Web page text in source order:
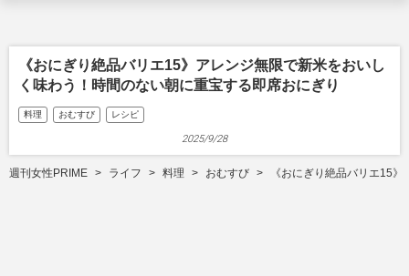
《おにぎり絶品バリエ15》アレンジ無限で新米をおいし
く味わう！時間のない朝に重宝する即席おにぎり
料理 おむすび レシピ
2025/9/28
週刊女性PRIME ライフ 料理 おむすび 《おにぎり絶品バリエ15